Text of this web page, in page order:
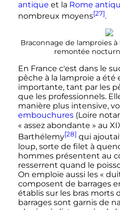
antique et la Rome
nombreux moyens[27].
Braconnage de lamproies
remontée
En France c'est dans le
pêche à la lamproie a été
importante, tant par les
que les professionnels.
manière plus intensive,
embouchures(Loire
« assez abondante » au
Barthélemy[28] qui
loup, sorte de filet à
hommes présentent au
resserrent quand le
On emploie aussi les «
composent de barrages
établis sur les bras morts
barrages sont garnis de